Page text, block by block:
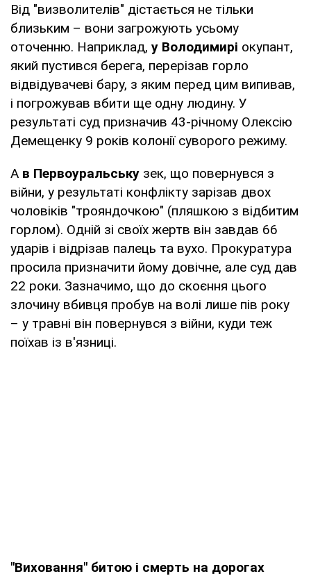
Від "визволителів" дістається не тільки
близьким – вони загрожують усьому
оточенню. Наприклад, у Володимирі окупант,
який пустився берега, перерізав горло
відвідувачеві бару, з яким перед цим випивав,
і погрожував вбити ще одну людину. У
результаті суд призначив 43-річному Олексію
Демещенку 9 років колонії суворого режиму.
А в Первоуральську зек, що повернувся з
війни, у результаті конфлікту зарізав двох
чоловіків "трояндочкою" (пляшкою з відбитим
горлом). Одній зі своїх жертв він завдав 66
ударів і відрізав палець та вухо. Прокуратура
просила призначити йому довічне, але суд дав
22 роки. Зазначимо, що до скоєння цього
злочину вбивця пробув на волі лише пів року
– у травні він повернувся з війни, куди теж
поїхав із в'язниці.
"Виховання" битою і смерть на дорогах